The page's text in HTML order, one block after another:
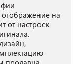
на
от настроек